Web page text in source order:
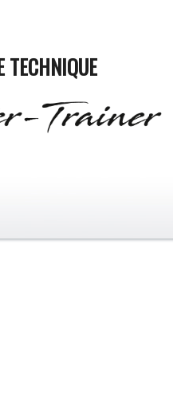
TECHNIQUE